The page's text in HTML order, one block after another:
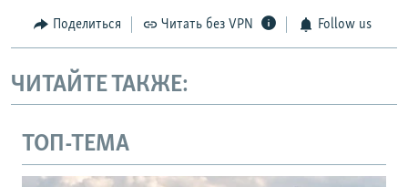
Поделиться Читать без VPN Follow us
ЧИТАЙТЕ ТАКЖЕ:
ТОП-ТЕМА